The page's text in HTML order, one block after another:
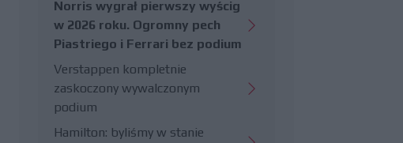
Norris wygrał pierwszy wyścig
w 2026 roku. Ogromny pech
Piastriego i Ferrari bez podium
Verstappen kompletnie
zaskoczony wywalczonym
podium
Hamilton: byliśmy w stanie